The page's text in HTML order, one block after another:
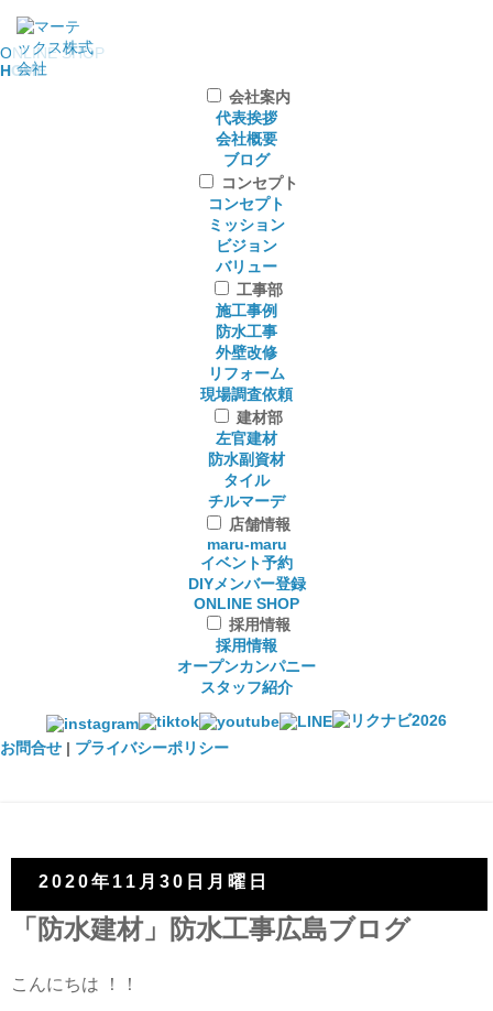
ONLINE SHOP
HOME
会社案内
代表挨拶
会社概要
ブログ
コンセプト
コンセプト
ミッション
ビジョン
バリュー
工事部
施工事例
防水工事
外壁改修
リフォーム
現場調査依頼
建材部
左官建材
防水副資材
タイル
チルマーデ
店舗情報
maru-maru
イベント予約
DIYメンバー登録
ONLINE SHOP
採用情報
採用情報
オープンカンパニー
スタッフ紹介
お問合せ | プライバシーポリシー
2020年11月30日月曜日
「防水建材」防水工事広島ブログ
こんにちは ！！